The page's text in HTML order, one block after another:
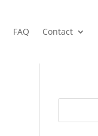
FAQ Contact